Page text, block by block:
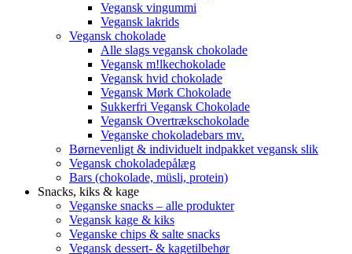
Vegansk vingummi
Vegansk lakrids
Vegansk chokolade
Alle slags vegansk chokolade
Vegansk m!lkechokolade
Vegansk hvid chokolade
Vegansk Mørk Chokolade
Sukkerfri Vegansk Chokolade
Vegansk Overtrækschokolade
Veganske chokoladebars mv.
Børnevenligt & individuelt indpakket vegansk slik
Vegansk chokoladepålæg
Bars (chokolade, müsli, protein)
Snacks, kiks & kage
Veganske snacks – alle produkter
Vegansk kage & kiks
Veganske chips & salte snacks
Vegansk dessert- & kagetilbehør